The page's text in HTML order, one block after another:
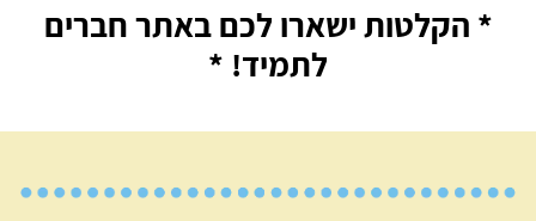
* הקלטותישארו לכם באתר חברים
לתמיד! *